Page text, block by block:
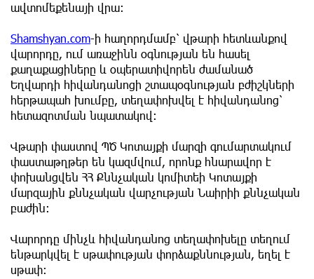
ավտոմեքենայի վրա։
Shamshyan.com-ի հաղորդմամբ՝ վթարի հետևանքով
վարորդը, ում առաջինն օգնության են հասել
քաղաքացիները և օպերատիվորեն ժամանած
Եղվարդի հիվանդանոցի շտապօգնության բժիշկների
հերթապահ խումբը, տեղափոխվել է հիվանդանոց՝
հետազոտման նպատակով։
Վթարի փաստով ՊԾ Կոտայքի մարզի գումարտակում
փաստաթղթեր են կազմվում, որոնք հնարավոր է
փոխանցվեն ՀՀ Քննչական կոմիտեի Կոտայքի
մարզային քննչական վարչության Նաիրիի քննչական
բաժին։
Վարորդը մինչև հիվանդանոց տեղափոխելը տեղում
ենթարկվել է սթափության փորձաքննության, եղել է
սթափ։